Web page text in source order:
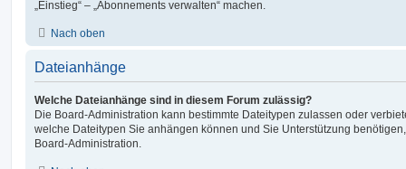
„Einstieg“ – „Abonnements verwalten“ machen.
Nach oben
Dateianhänge
Welche Dateianhänge sind in diesem Forum zulässig?
Die Board-Administration kann bestimmte Dateitypen zulassen oder
welche Dateitypen Sie anhängen können und Sie Unterstützung
Board-Administration.